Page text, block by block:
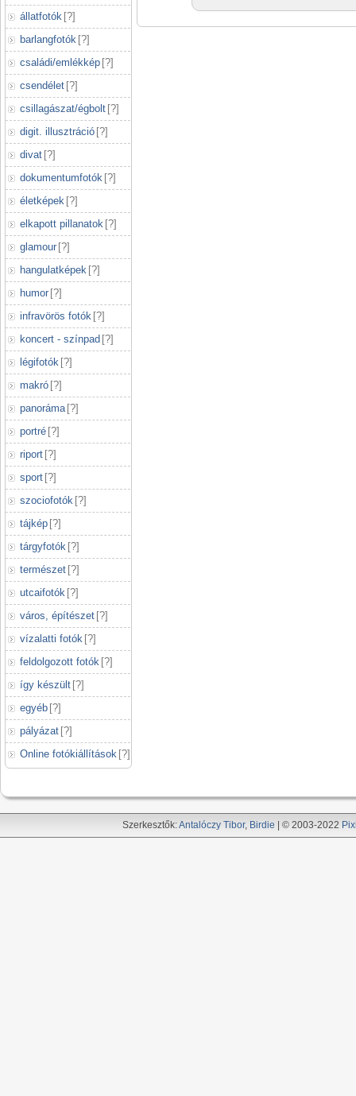
állatfotók [?]
barlangfotók [?]
családi/emlékkép [?]
csendélet [?]
csillagászat/égbolt [?]
digit. illusztráció [?]
divat [?]
dokumentumfotók [?]
életképek [?]
elkapott pillanatok [?]
glamour [?]
hangulatképek [?]
humor [?]
infravörös fotók [?]
koncert - színpad [?]
légifotók [?]
makró [?]
panoráma [?]
portré [?]
riport [?]
sport [?]
szociofotók [?]
tájkép [?]
tárgyfotók [?]
természet [?]
utcaifotók [?]
város, építészet [?]
vízalatti fotók [?]
feldolgozott fotók [?]
így készült [?]
egyéb [?]
pályázat [?]
Online fotókiállítások [?]
Szerkesztők:Antalóczy Tibor, Birdie | © 2003-2022